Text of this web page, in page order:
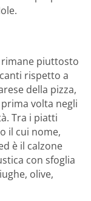
rimane piuttosto
rispetto a
della pizza,
volta negli
Tra i piatti
il cui nome,
è il calzone
con sfoglia
olive,